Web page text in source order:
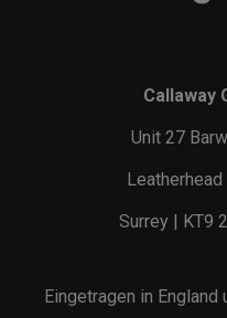
Callaway
Unit 27
Surrey | KT9
Eingetragen in